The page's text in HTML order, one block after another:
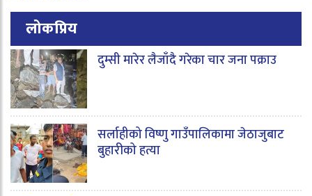
लोकप्रिय
दुम्सी मारेर लैजाँदै गरेका चार जना पक्राउ
सर्लाहीको विष्णु गाउँपालिकामा जेठाजुबाट
बुहारीको हत्या